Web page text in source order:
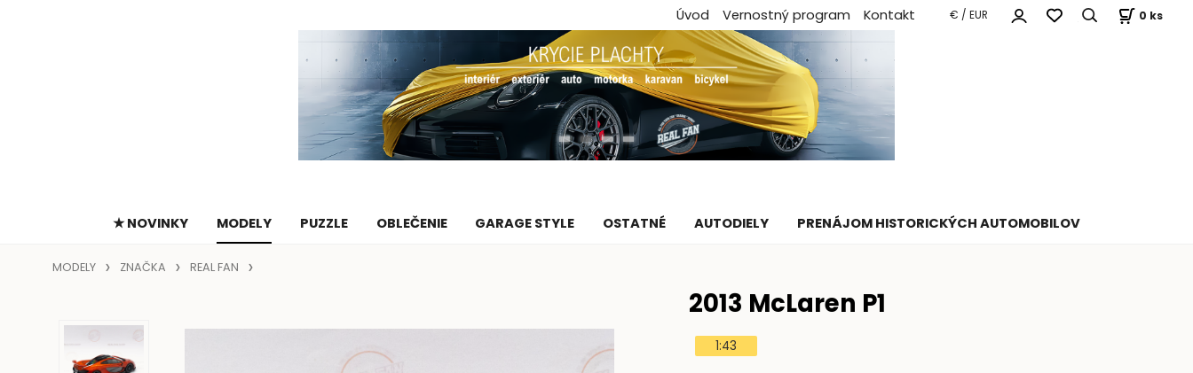
Úvod Vernostný program Kontakt € / EUR 0 ks
★ NOVINKY MODELY PUZZLE OBLEČENIE GARAGE STYLE OSTATNÉ AUTODIELY PRENÁJOM HISTORICKÝCH AUTOMOBILOV
MODELY ZNAČKA REAL FAN
2013 McLaren P1
1:43